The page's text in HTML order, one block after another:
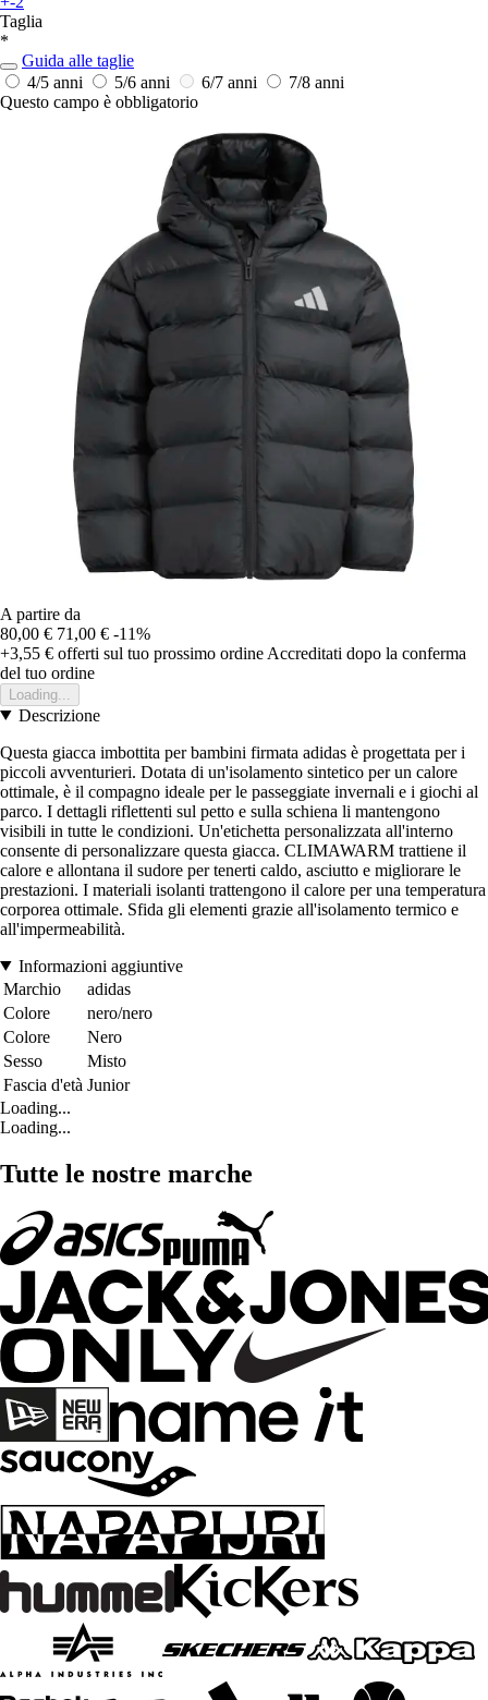
Taglia
*
Guida alle taglie
4/5 anni
5/6 anni 6/7 anni
7/8 anni
Questo campo è obbligatorio
A partire da
80,00 € 71,00 € -11%
+3,55 € offerti sul tuo prossimo ordine Accreditati dopo la conferma
del tuo ordine
Loading...
Descrizione
Questa giacca imbottita per bambini firmata adidas è progettata per i
piccoli avventurieri. Dotata di un'isolamento sintetico per un calore
ottimale, è il compagno ideale per le passeggiate invernali e i giochi al
parco. I dettagli riflettenti sul petto e sulla schiena li mantengono
visibili in tutte le condizioni. Un'etichetta personalizzata all'interno
consente di personalizzare questa giacca. CLIMAWARM trattiene il
calore e allontana il sudore per tenerti caldo, asciutto e migliorare le
prestazioni. I materiali isolanti trattengono il calore per una temperatura
corporea ottimale. Sfida gli elementi grazie all'isolamento termico e
all'impermeabilità.
Informazioni aggiuntive
Marchio
adidas
Colore
nero/nero
Colore
Nero
Sesso
Misto
Fascia d'età Junior
Loading...
Loading...
Tutte le nostre marche